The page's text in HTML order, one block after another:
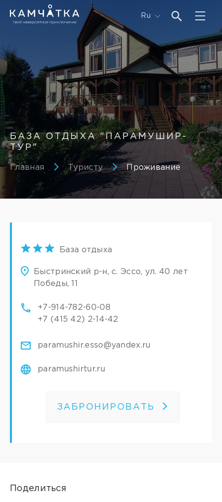
Ru
БАЗА ОТДЫХА "ПАРАМУШИР-
ТУР"
Главная Туристу Проживание
База отдыха
Быстринский р-н, с. Эссо, ул. 40 лет
Победы, 11
+7-914-782-60-08
+7 (415 42) 2-14-42
paramushir.esso@yandex.ru
paramushirtur.ru
ЗАБРОНИРОВАТЬ
Поделиться